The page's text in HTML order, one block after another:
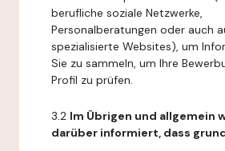
berufliche soziale Netzwerke,
Personalberatungen oder auch
spezialisierte Websites), um
Sie zu sammeln, um Ihre
Profil zu prüfen.
3.2 Im Übrigen und allgemein
darüber informiert, dass